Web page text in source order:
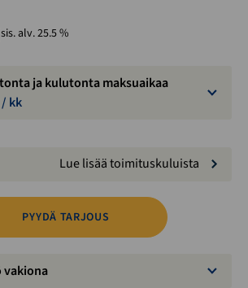
sis. alv. 25.5 %
ja kulutonta maksuaikaa
kk
Lue lisää toimituskuluista
PYYDÄ TARJOUS
vakiona